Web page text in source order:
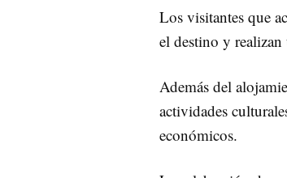
Los visitantes que
el destino y
Además del
actividades
económicos.